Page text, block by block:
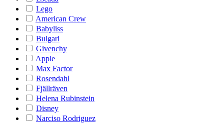
Lego
American Crew
Babyliss
Bulgari
Givenchy
Apple
Max Factor
Rosendahl
Fjällräven
Helena Rubinstein
Disney
Narciso Rodriguez